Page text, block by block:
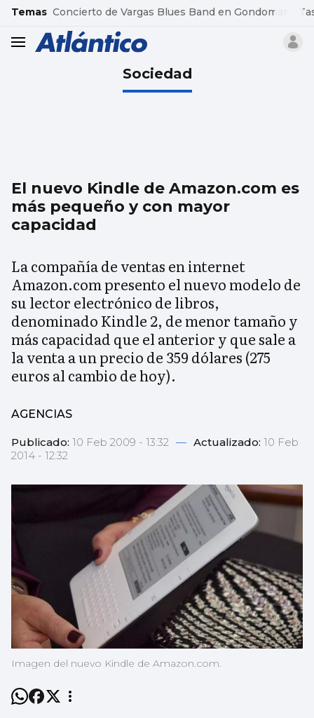
common.go-to-content
Temas Concierto de Vargas Blues Band en Gondomar
header.menu.open
Sociedad
El nuevo Kindle de Amazon.com es
más pequeño y con mayor
capacidad
La compañía de ventas en internet
Amazon.com presento el nuevo modelo de
su lector electrónico de libros,
denominado Kindle 2, de menor tamaño y
más capacidad que el anterior y que sale a
la venta a un precio de 359 dólares (275
euros al cambio de hoy).
AGENCIAS
Publicado: 10 Feb 2009 - 13:32 — Actualizado: 10 Feb
2014 - 12:32
Imagen del nuevo Kindle de Amazon.com.